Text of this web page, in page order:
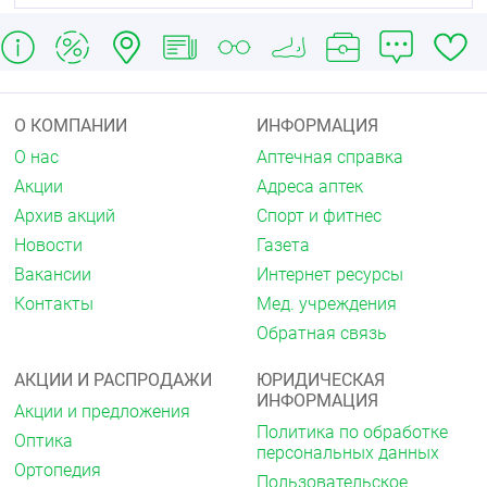
особенно аритмии типа “пируэт” (фактор риска —
гипокалиемия).
и, при необходимости, корректировать его до
начала комбинированной терапии индапамидом и
указанными выше препаратами. Необходим
контроль клинического состояния пациента,
контроль уровня электролитов плазмы крови,
показателей ЭКГ.
У пациентов с гипокалиемией необходимо
использовать препараты, не вызывающие
аритмию типа “пируэт ”.
-Нестероидные противовоспалительные
препараты (при системном назначении), включая
салицилатов (≥ 3 г/сутки)
Возможно снижение антигипертензивного эффекта
индапамида.
При значительной потере жидкости может
О КОМПАНИИ
О нас
Акции
Архив акций
Новости
Вакансии
Контакты
ИНФОРМАЦИЯ
Аптечная справка
Адреса аптек
Спорт и фитнес
Газета
Интернет ресурсы
Мед. учреждения
Обратная связь
АКЦИИ И РАСПРОДАЖИ
Акции и предложения
Оптика
Ортопедия
ЮРИДИЧЕСКАЯ
ИНФОРМАЦИЯ
Политика по обработке
персональных данных
Пользовательское